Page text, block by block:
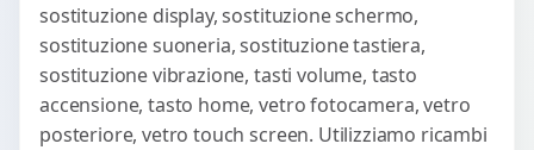
sostituzione display, sostituzione schermo,
sostituzione suoneria, sostituzione tastiera,
sostituzione vibrazione, tasti volume, tasto
accensione, tasto home, vetro fotocamera, vetro
posteriore, vetro touch screen. Utilizziamo ricambi